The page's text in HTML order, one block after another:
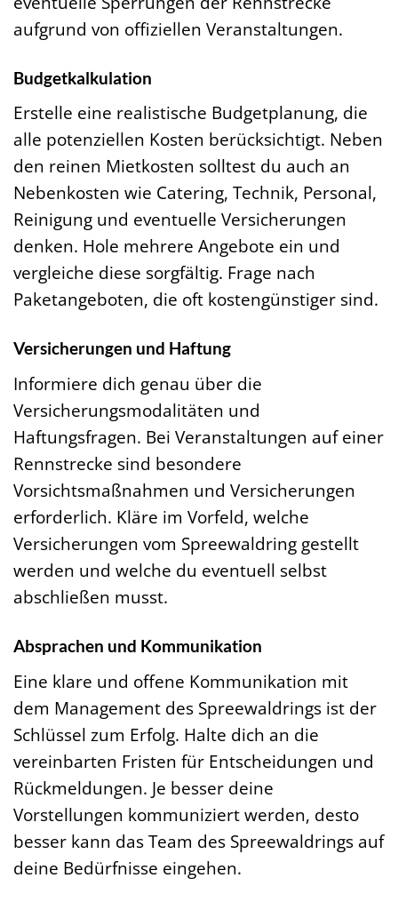
aufgrund von offiziellen Veranstaltungen.
Budgetkalkulation
Erstelle eine realistische Budgetplanung, die
alle potenziellen Kosten berücksichtigt. Neben
den reinen Mietkosten solltest du auch an
Nebenkosten wie Catering, Technik, Personal,
Reinigung und eventuelle Versicherungen
denken. Hole mehrere Angebote ein und
vergleiche diese sorgfältig. Frage nach
Paketangeboten, die oft kostengünstiger sind.
Versicherungen und Haftung
Informiere dich genau über die
Versicherungsmodalitäten und
Haftungsfragen. Bei Veranstaltungen auf einer
Rennstrecke sind besondere
Vorsichtsmaßnahmen und Versicherungen
erforderlich. Kläre im Vorfeld, welche
Versicherungen vom Spreewaldring gestellt
werden und welche du eventuell selbst
abschließen musst.
Absprachen und Kommunikation
Eine klare und offene Kommunikation mit
dem Management des Spreewaldrings ist der
Schlüssel zum Erfolg. Halte dich an die
vereinbarten Fristen für Entscheidungen und
Rückmeldungen. Je besser deine
Vorstellungen kommuniziert werden, desto
besser kann das Team des Spreewaldrings auf
deine Bedürfnisse eingehen.